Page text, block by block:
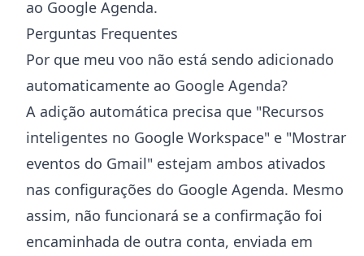
ao Google Agenda.
Perguntas Frequentes
Por que meu voo não está sendo adicionado
automaticamente ao Google Agenda?
A adição automática precisa que "Recursos
inteligentes no Google Workspace" e "Mostrar
eventos do Gmail" estejam ambos ativados
nas configurações do Google Agenda. Mesmo
assim, não funcionará se a confirmação foi
encaminhada de outra conta, enviada em